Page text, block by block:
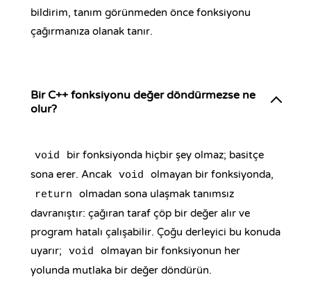
bildirim, tanım görünmeden önce fonksiyonu
çağırmanıza olanak tanır.
Bir C++ fonksiyonu değer döndürmezse ne
olur?
void
bir fonksiyonda hiçbir şey olmaz; basitçe
sona erer. Ancak void olmayan bir fonksiyonda,
return
olmadan sona ulaşmak tanımsız
davranıştır: çağıran taraf çöp bir değer alır ve
program hatalı çalışabilir. Çoğu derleyici bu konuda
uyarır;
void
olmayan bir fonksiyonun her
yolunda mutlaka bir değer döndürün.